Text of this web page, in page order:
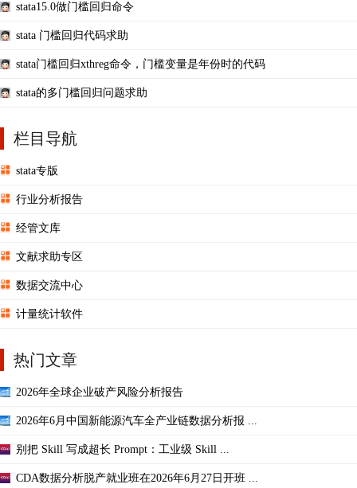
stata15.0做门槛回归命令
stata 门槛回归代码求助
stata门槛回归xthreg命令，门槛变量是年份时的代码
stata的多门槛回归问题求助
栏目导航
stata专版
行业分析报告
经管文库
文献求助专区
数据交流中心
计量统计软件
热门文章
2026年全球企业破产风险分析报告
2026年6月中国新能源汽车全产业链数据分析报 ...
别把 Skill 写成超长 Prompt：工业级 Skill ...
CDA数据分析脱产就业班在2026年6月27日开班 ...